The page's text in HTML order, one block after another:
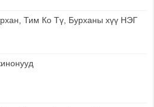
Тим Ко Тү, Бурханы хүү НЭГ